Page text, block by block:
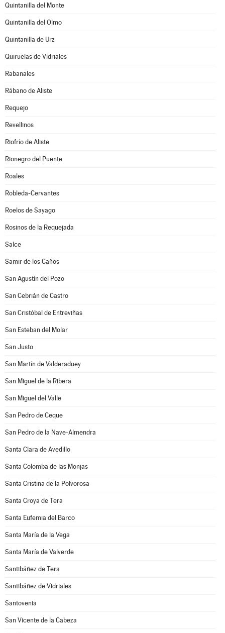
Quintanilla del Monte
Quintanilla del Olmo
Quintanilla de Urz
Quiruelas de Vidriales
Rabanales
Rábano de Aliste
Requejo
Revellinos
Riofrío de Aliste
Rionegro del Puente
Roales
Robleda-Cervantes
Roelos de Sayago
Rosinos de la Requejada
Salce
Samir de los Caños
San Agustín del Pozo
San Cebrián de Castro
San Cristóbal de Entreviñas
San Esteban del Molar
San Justo
San Martín de Valderaduey
San Miguel de la Ribera
San Miguel del Valle
San Pedro de Ceque
San Pedro de la Nave-Almendra
Santa Clara de Avedillo
Santa Colomba de las Monjas
Santa Cristina de la Polvorosa
Santa Croya de Tera
Santa Eufemia del Barco
Santa María de la Vega
Santa María de Valverde
Santibáñez de Tera
Santibáñez de Vidriales
Santovenia
San Vicente de la Cabeza